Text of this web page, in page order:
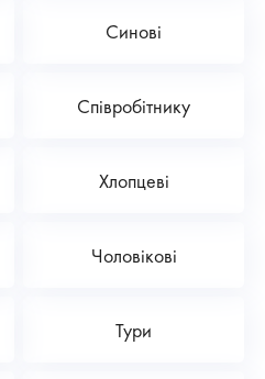
Синові
Співробітнику
Хлопцеві
Чоловікові
Тури